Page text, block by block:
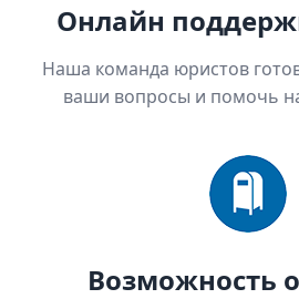
Онлайн
Наша команда юристов
ваши вопросы и помочь
Возможность